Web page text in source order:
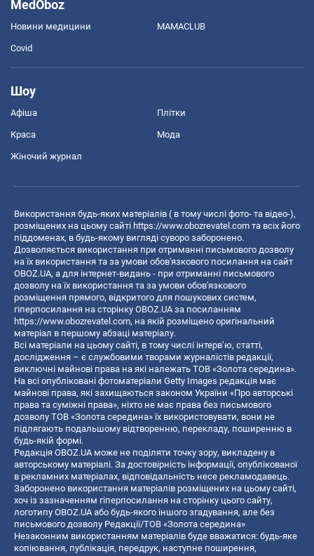
MedOboz
Новини медицини MAMACLUB
Covid
Шоу
Афіша Плітки
Краса Мода
Жіночий журнал
Використання будь-яких матеріалів ( в тому числі фото- та відео-),
розміщених на цьому сайті https://www.obozrevatel.com та всіх його
піддоменах, в будь-якому вигляді суворо заборонено.
Дозволяється використання при отриманні письмового дозволу
на їх використання та за умови обов'язкового посилання на сайт
OBOZ.UA, а для інтернет-видань - при отриманні письмового
дозволу на їх використання та за умови обов'язкового
розміщення прямого, відкритого для пошукових систем,
гіперпосилання на сторінку OBOZ.UA за посиланням
https://www.obozrevatel.com, на якій розміщено оригінальний
матеріал в першому абзаці матеріалу.
Всі матеріали на цьому сайті, в тому числі інтерв’ю, статті,
дослідження – є службовими творами журналістів редакції,
виключні майнові права на які належать ТОВ «Золота середина».
На всі опубліковані фотоматеріали Getty Images редакція має
майнові права, які захищаються законом України «Про авторські
права та суміжні права», ніхто не має права без письмового
дозволу ТОВ «Золота середина» їх використовувати, вони не
підлягають подальшому відтворенню, перекладу, поширенню в
будь-якій формі.
Редакція OBOZ.UA може не поділяти точку зору, викладену в
авторському матеріалі. За достовірність інформації, опублікованої
в рекламних матеріалах, відповідальність несе рекламодавець.
Заборонено використання матеріалів розміщених на цьому сайті,
хоч із зазначенням гіперпосилання на сторінку цього сайту,
логотипу OBOZ.UA або будь-якого іншого згадування, але без
письмового дозволу Редакції/ТОВ «Золота середина»
Незаконним використанням матеріалів буде вважатися: будь-яке
копiювання, публiкацiя, передрук, наступне поширення,